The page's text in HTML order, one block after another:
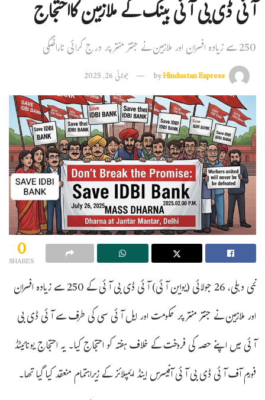
آئی ڈی بی آئی بینک کے ملازمین کااحتجاج
250 سے زیادہ افسران اور ملازمین نے جنتر منتر پر درج کرائی ناراضگی
byHindustan Express جولائی 26, 2025
0
SHARES
نئی دہلی، 26 جولائی (یواین آئی) آئی ڈی بی آئی کے 250 سے زیادہ افسران
اور ملازمین نے جنتر منتر پر حکومت اور ایل آئی سی کی طرف سے آئی ڈی بی
آئی میں اپنے حصہ کی فروخت کے خلاف ہفتہ کو احتجاج کیا۔ یہ احتجاج یونائیٹڈ
فورم آف آئی ڈی بی آئی آفیسرس اینڈ ایمپلائز کے زیراہتمام منعقد کیا گیا تھا۔